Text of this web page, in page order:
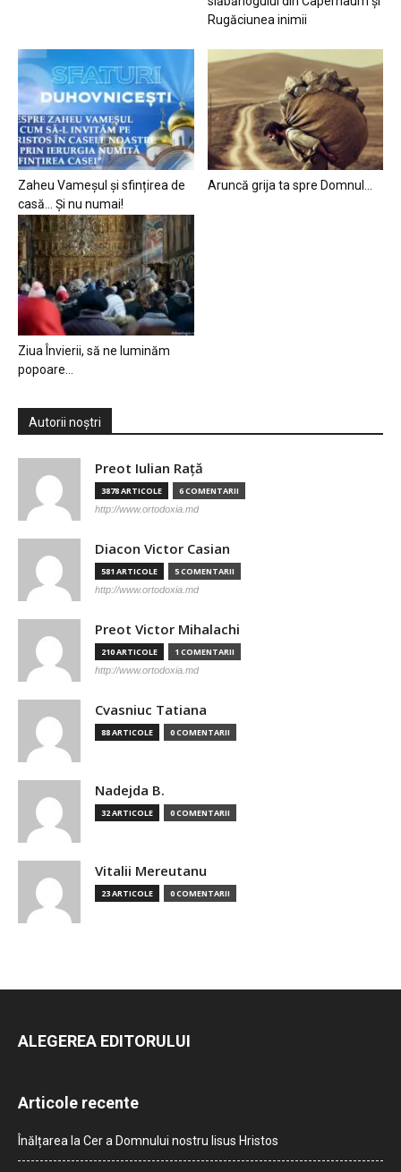
Rugăciunea inimii
Zaheu Vameșul și sfințirea de
casă… Și nu numai!
Aruncă grija ta spre Domnul…
Ziua Învierii, să ne luminăm
popoare…
Autorii noștri
Preot Iulian Raţă
3878 ARTICOLE 6 COMENTARII
http://www.ortodoxia.md
Diacon Victor Casian
581 ARTICOLE 5 COMENTARII
http://www.ortodoxia.md
Preot Victor Mihalachi
210 ARTICOLE 1 COMENTARII
http://www.ortodoxia.md
Cvasniuc Tatiana
88 ARTICOLE 0 COMENTARII
Nadejda B.
32 ARTICOLE 0 COMENTARII
Vitalii Mereutanu
23 ARTICOLE 0 COMENTARII
ALEGEREA EDITORULUI
Articole recente
Înălțarea la Cer a Domnului nostru Iisus Hristos